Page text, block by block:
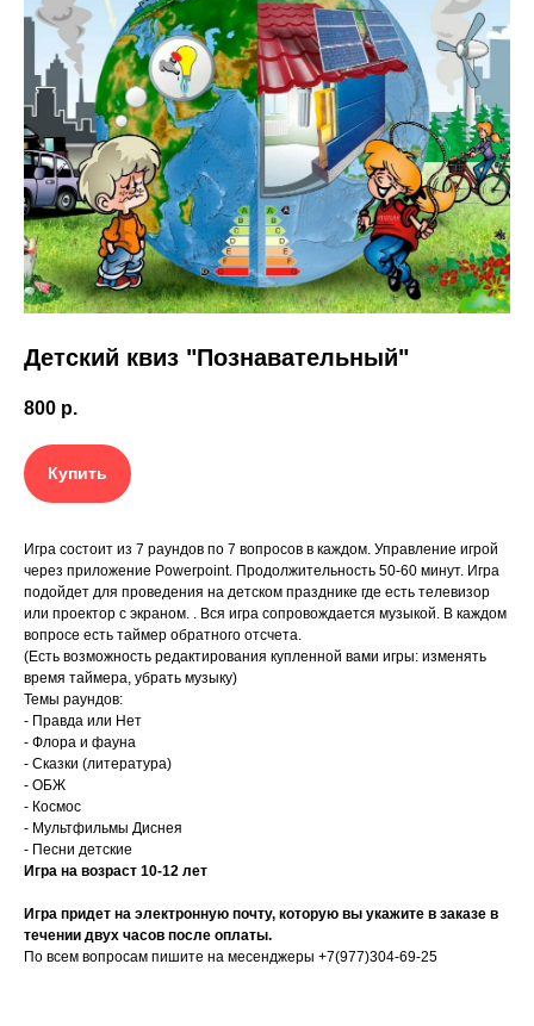
Детский квиз "Познавательный"
800 р.
Купить
Игра состоит из 7 раундов по 7 вопросов в каждом. Управление игрой
через приложение Powerpoint. Продолжительность 50-60 минут. Игра
подойдет для проведения на детском празднике где есть телевизор
или проектор с экраном. . Вся игра сопровождается музыкой. В каждом
вопросе есть таймер обратного отсчета.
(Есть возможность редактирования купленной вами игры: изменять
время таймера, убрать музыку)
Темы раундов:
- Правда или Нет
- Флора и фауна
- Сказки (литература)
- ОБЖ
- Космос
- Мультфильмы Диснея
- Песни детские
Игра на возраст 10-12 лет
Игра придет на электронную почту, которую вы укажите в заказе в
течении двух часов после оплаты.
По всем вопросам пишите на месенджеры +7(977)304-69-25